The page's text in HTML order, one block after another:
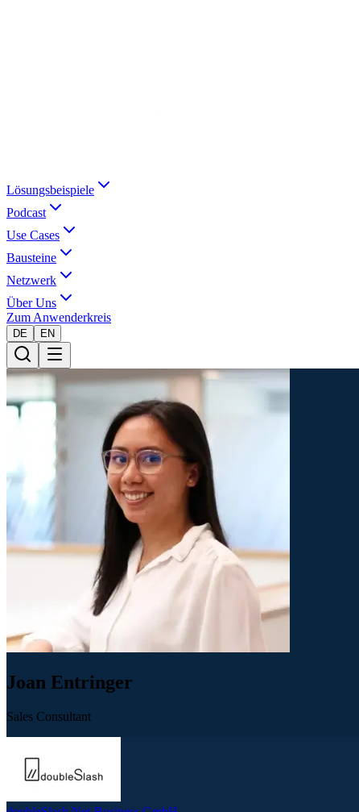
Lösungsbeispiele
Podcast
Use Cases
Bausteine
Netzwerk
Über Uns
Zum Anwenderkreis
DE EN
Joan Entringer
Sales Consultant